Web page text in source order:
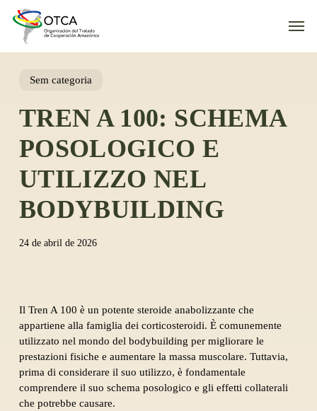
content
Menu
Sem categoria
TREN A 100: SCHEMA
POSOLOGICO E
UTILIZZO NEL
BODYBUILDING
24 de abril de 2026
Il Tren A 100 è un potente steroide anabolizzante che
appartiene alla famiglia dei corticosteroidi. È comunemente
utilizzato nel mondo del bodybuilding per migliorare le
prestazioni fisiche e aumentare la massa muscolare. Tuttavia,
prima di considerare il suo utilizzo, è fondamentale
comprendere il suo schema posologico e gli effetti collaterali
che potrebbe causare.